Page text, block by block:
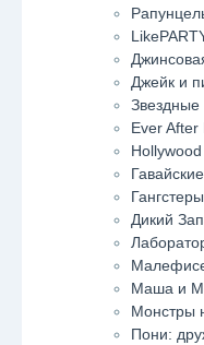
Джейк и
Звездные
Ever After
Hollywood
Дикий
Маша и
Монстры
Пони: